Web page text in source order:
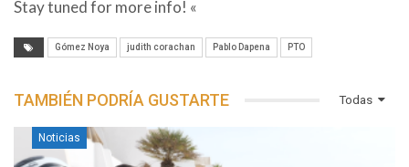
Stay tuned for more info! «
Gómez Noya judith corachan Pablo Dapena PTO
Todas
TAMBIÉN PODRÍA GUSTARTE
Noticias